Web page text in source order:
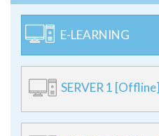
E-LEARNING
SERVER 1 [Offline]